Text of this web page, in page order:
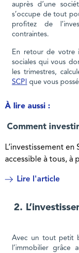
auprès d’une
s’occupe de tout
profitez de
contraintes.
En retour de votre
sociales qui vous
les trimestres,
SCPI que vous
À lire aussi :
Comment
L’investissement en
accessible à tous, à
Lire l'article
2.
Avec un tout petit
l’immobilier grâce